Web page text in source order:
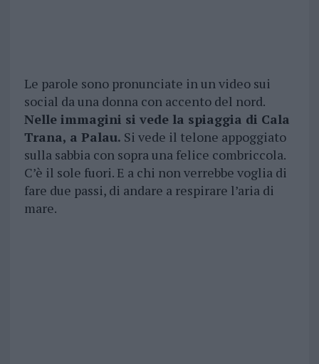
Le parole sono pronunciate in un video sui
social da una donna con accento del nord.
Nelle immagini si vede la spiaggia di Cala
Trana, a Palau. Si vede il telone appoggiato
sulla sabbia con sopra una felice combriccola.
C’è il sole fuori. E a chi non verrebbe voglia di
fare due passi, di andare a respirare l’aria di
mare.